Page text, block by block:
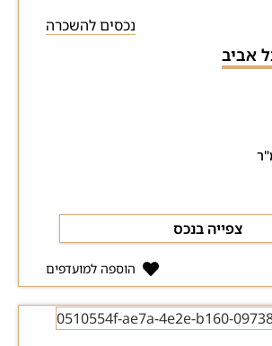
נכסים להשכרה
צפייה בנכס
הוספה למועדפים